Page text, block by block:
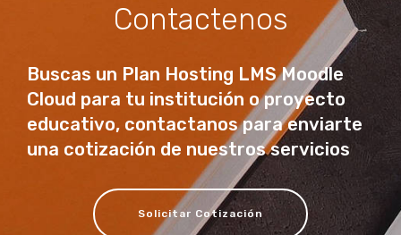
Contactenos
Buscas un Plan Hosting LMS Moodle
Cloud para tu institución o proyecto
educativo, contactanos para enviarte
una cotización de nuestros servicios
Solicitar Cotización